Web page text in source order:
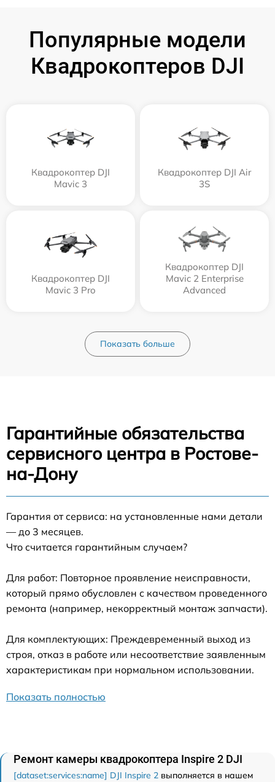
Популярные модели
Квадрокоптеров DJI
Квадрокоптер DJI
Mavic 3
Квадрокоптер DJI Air
3S
Квадрокоптер DJI
Mavic 3 Pro
Квадрокоптер DJI
Mavic 2 Enterprise
Advanced
Показать больше
Гарантийные обязательства
сервисного центра в Ростове-
на-Дону
Гарантия от сервиса: на установленные нами детали
— до 3 месяцев.
Что считается гарантийным случаем?
Для работ: Повторное проявление неисправности,
который прямо обусловлен с качеством проведенного
ремонта (например, некорректный монтаж запчасти).
Для комплектующих: Преждевременный выход из
строя, отказ в работе или несоответствие заявленным
характеристикам при нормальном использовании.
Показать полностью
Ремонт камеры квадрокоптера Inspire 2 DJI
[dataset:services:name] DJI Inspire 2 выполняется в нашем